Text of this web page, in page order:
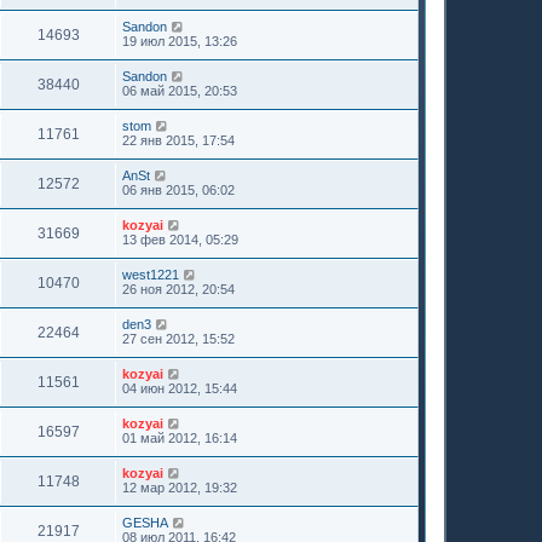
14693
Sandon
19 июл 2015, 13:26
38440
Sandon
06 май 2015, 20:53
11761
stom
22 янв 2015, 17:54
12572
AnSt
06 янв 2015, 06:02
31669
kozyai
13 фев 2014, 05:29
10470
west1221
26 ноя 2012, 20:54
22464
den3
27 сен 2012, 15:52
11561
kozyai
04 июн 2012, 15:44
16597
kozyai
01 май 2012, 16:14
11748
kozyai
12 мар 2012, 19:32
21917
GESHA
08 июл 2011, 16:42